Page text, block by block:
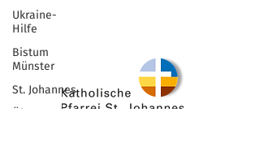
Ukraine-
Hilfe
Bistum
Münster
St. Johannes
Ökumene
©2025 by St. Johannes
Oelde